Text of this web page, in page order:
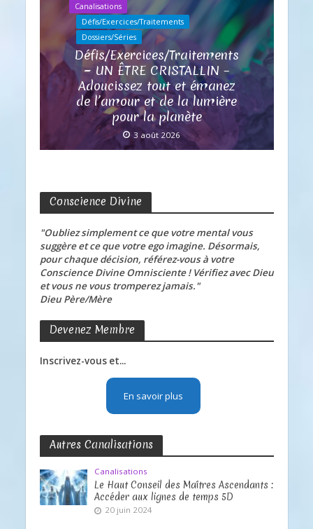
Canalisations
Défis/Exercices/Traitements
Dossiers/Séries
Défis/Exercices/Traitements
~ UN ÊTRE CRISTALLIN –
Adoucissez tout et émanez
de l’amour et de la lumière
pour la planète
3 août 2026
Conscience Divine
"Oubliez simplement ce que votre mental vous
suggère et ce que votre ego imagine. Désormais,
pour chaque décision, référez-vous à votre
Conscience Divine Omnisciente ! Vérifiez avec Dieu
et vous ne vous tromperez jamais."
Dieu Père/Mère
Devenez Membre
Inscrivez-vous et...
En savoir plus
Autres Canalisations
Canalisations
Le Haut Conseil des Maîtres Ascendants :
Accéder aux lignes de temps 5D
20 juin 2024